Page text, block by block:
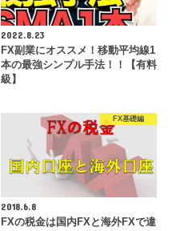
2022.8.23
FX副業にオススメ！移動平均線1
本の最強シンプル手法！！【有料
級】
FX基礎編
2018.6.8
FXの税金は国内FXと海外FXで違